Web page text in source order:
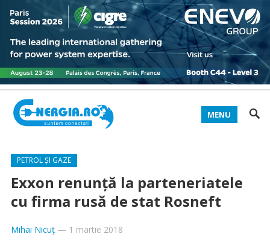
MENU
PETROL ȘI GAZE
Exxon renunţă la parteneriatele
cu firma rusă de stat Rosneft
Mihai Nicuț— 1 martie 2018